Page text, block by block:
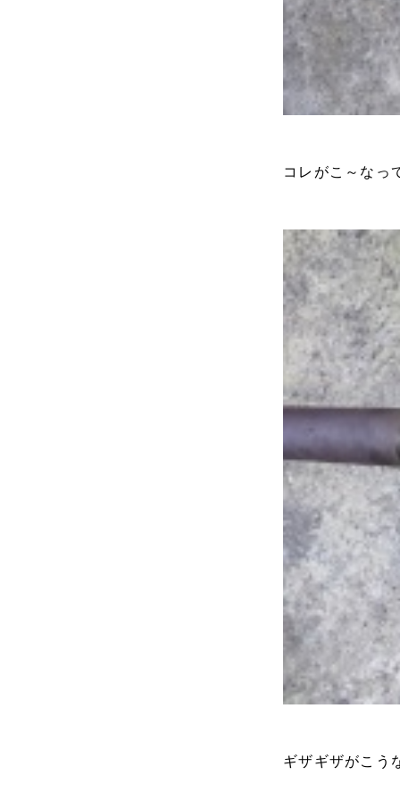
コレがこ～なっ
ギザギザがこう